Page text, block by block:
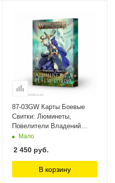
87-03GW Карты Боевые
Свитки: Люминеты,
Повелители Владений
(Warscroll Cards: Lumineth
Workshop
Мало
2 450 руб.
В корзину